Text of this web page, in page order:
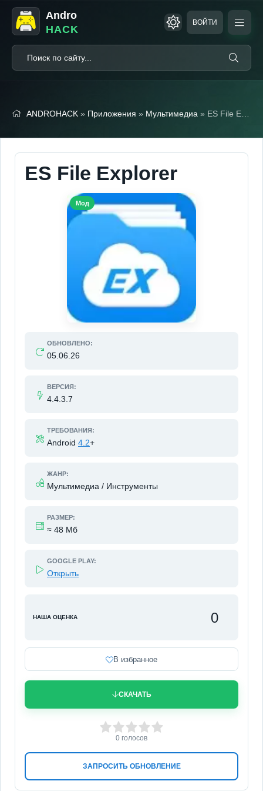
Andro
HACK
ВОЙТИ
ANDROHACK » Приложения » Мультимедиа » ES File Explorer (Мод, Premium Unlocked)
ES File Explorer
ОБНОВЛЕНО:
05.06.26
ВЕРСИЯ:
4.4.3.7
ТРЕБОВАНИЯ:
Android 4.2+
ЖАНР:
Мультимедиа / Инструменты
РАЗМЕР:
≈ 48 Мб
GOOGLE PLAY:
Открыть
НАША ОЦЕНКА 0
В избранное
СКАЧАТЬ
ЗАПРОСИТЬ ОБНОВЛЕНИЕ
3 4 5
0 голосов
Мод